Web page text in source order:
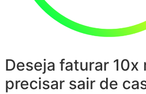
Deseja faturar 10x
precisar sair de